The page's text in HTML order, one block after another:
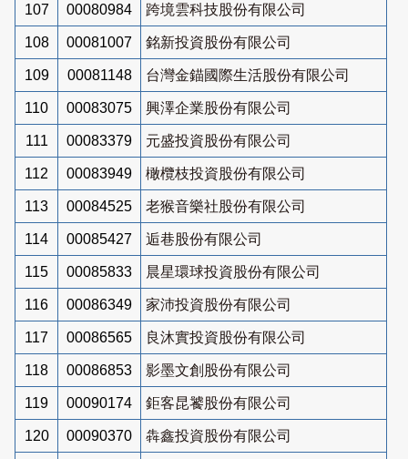
107 00080984 跨境雲科技股份有限公司
108 00081007 銘新投資股份有限公司
109 00081148 台灣金錨國際生活股份有限公司
110 00083075 興澤企業股份有限公司
111 00083379 元盛投資股份有限公司
112 00083949 橄欖枝投資股份有限公司
113 00084525 老猴音樂社股份有限公司
114 00085427 逅巷股份有限公司
115 00085833 晨星環球投資股份有限公司
116 00086349 家沛投資股份有限公司
117 00086565 良沐實投資股份有限公司
118 00086853 影墨文創股份有限公司
119 00090174 鉅客昆饕股份有限公司
120 00090370 犇鑫投資股份有限公司